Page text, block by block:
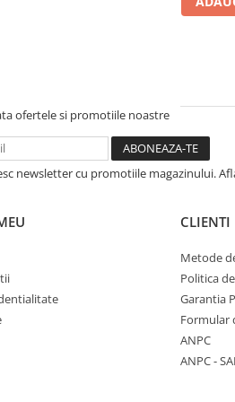
ofertele si promotiile noastre
newsletter cu promotiile magazinului.
CLIENTI
Metode
Politica
Garantia
Formular
ANPC
ANPC -